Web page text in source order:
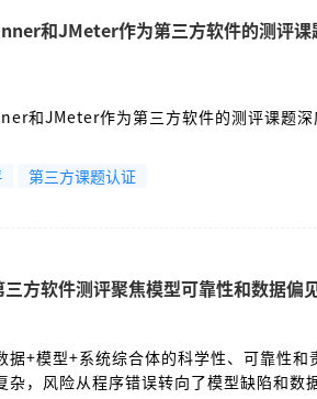
和JMeter作为第三方软件的测评课
和JMeter作为第三方软件的测评课题深
第三方课题认证
方软件测评聚焦模型可靠性和数据偏
据+模型+系统综合体的科学性、可靠性和
，风险从程序错误转向了模型缺陷和数据